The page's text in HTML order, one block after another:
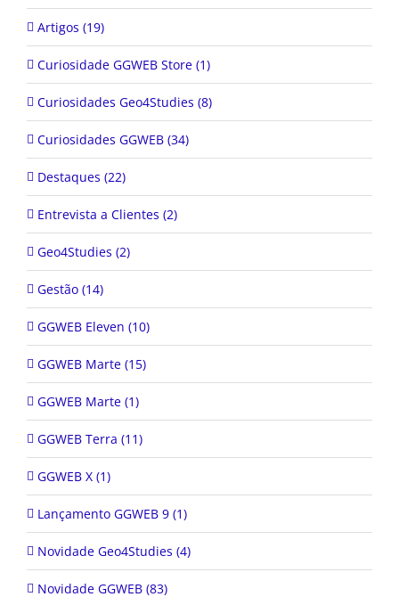
Artigos (19)
Curiosidade GGWEB Store (1)
Curiosidades Geo4Studies (8)
Curiosidades GGWEB (34)
Destaques (22)
Entrevista a Clientes (2)
Geo4Studies (2)
Gestão (14)
GGWEB Eleven (10)
GGWEB Marte (15)
GGWEB Marte (1)
GGWEB Terra (11)
GGWEB X (1)
Lançamento GGWEB 9 (1)
Novidade Geo4Studies (4)
Novidade GGWEB (83)